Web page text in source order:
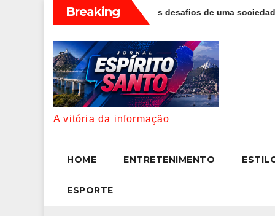
Breaking
Foggetti discute os desafios de uma sociedade onde viver até
A vitória da informação
HOME ENTRETENIMENTO
ESPORTE